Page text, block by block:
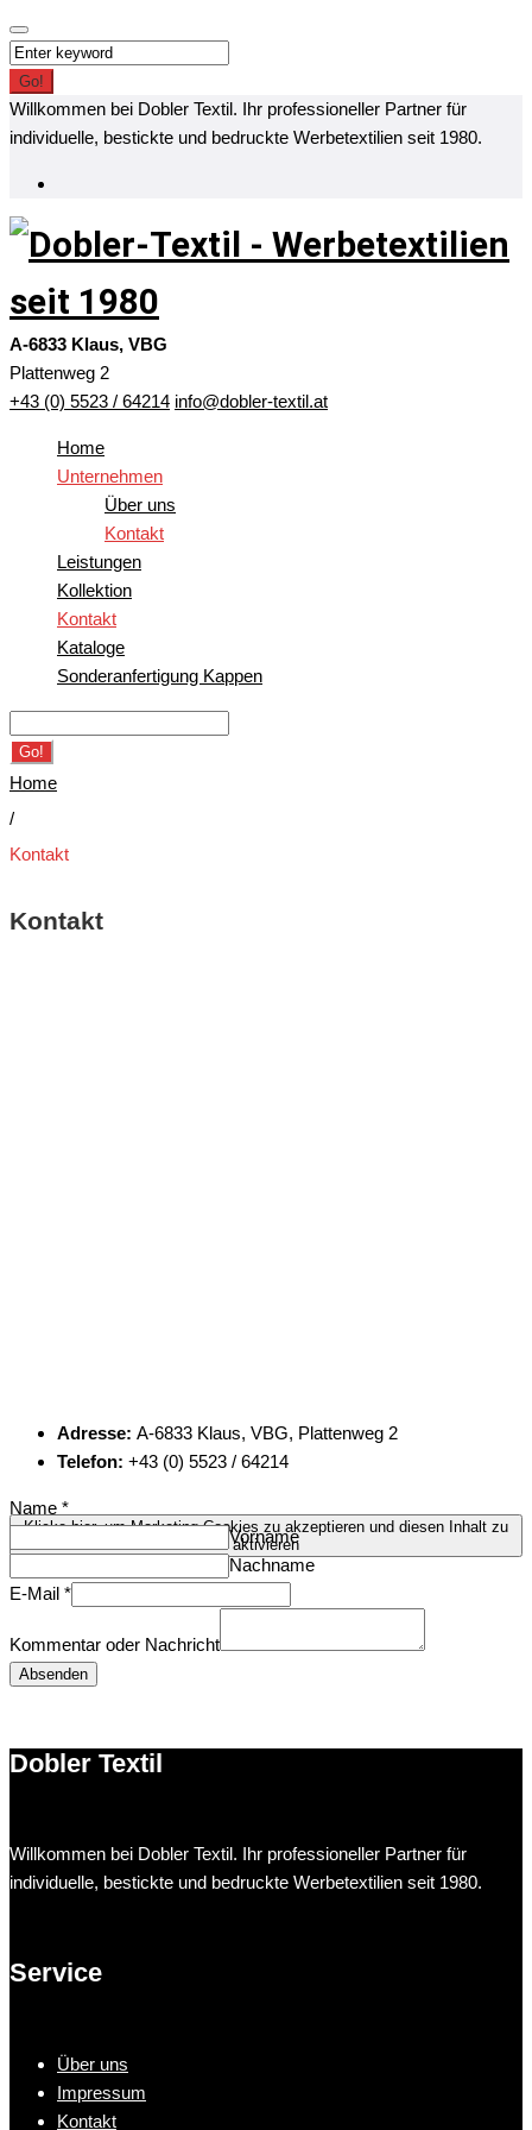
Skip
to
content
Search
for:
Go!
Willkommen bei Dobler Textil. Ihr professioneller Partner für
individuelle, bestickte und bedruckte Werbetextilien seit 1980.
A-6833 Klaus, VBG
Plattenweg 2
+43 (0) 5523 / 64214 info@dobler-textil.at
Home
Unternehmen
Über uns
Kontakt
Leistungen
Kollektion
Kontakt
Kataloge
Sonderanfertigung Kappen
for:
Go!
Home
/
Kontakt
Kontakt
Kontakt
Klicke hier, um Marketing-Cookies zu akzeptieren und diesen Inhalt zu
aktivieren
Adresse: A-6833 Klaus, VBG, Plattenweg 2
Telefon: +43 (0) 5523 / 64214
Name *
Vorname
Nachname
E-Mail *
Kommentar oder Nachricht
Absenden
Dobler Textil
Willkommen bei Dobler Textil. Ihr professioneller Partner für
individuelle, bestickte und bedruckte Werbetextilien seit 1980.
Service
Über uns
Impressum
Kontakt